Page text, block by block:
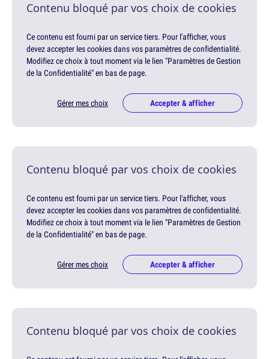
Contenu bloqué par vos choix de cookies
Ce contenu est fourni par un service tiers. Pour l'afficher, vous
devez accepter les cookies dans vos paramètres de confidentialité.
Modifiez ce choix à tout moment via le lien "Paramètres de Gestion
de la Confidentialité" en bas de page.
Gérer mes choix Accepter & afficher
Contenu bloqué par vos choix de cookies
Ce contenu est fourni par un service tiers. Pour l'afficher, vous
devez accepter les cookies dans vos paramètres de confidentialité.
Modifiez ce choix à tout moment via le lien "Paramètres de Gestion
de la Confidentialité" en bas de page.
Gérer mes choix Accepter & afficher
Contenu bloqué par vos choix de cookies